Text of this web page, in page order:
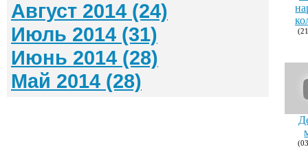
Август 2014 (24)
Июль 2014 (31)
Июнь 2014 (28)
Май 2014 (28)